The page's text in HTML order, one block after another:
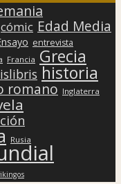
cómic Edad Media
entrevista
Francia Grecia
historia
romano Inglaterra
Rusia